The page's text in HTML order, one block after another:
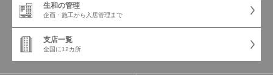
生和の管理
企画・施工から 入居管理まで
支店一覧
全国に12カ所